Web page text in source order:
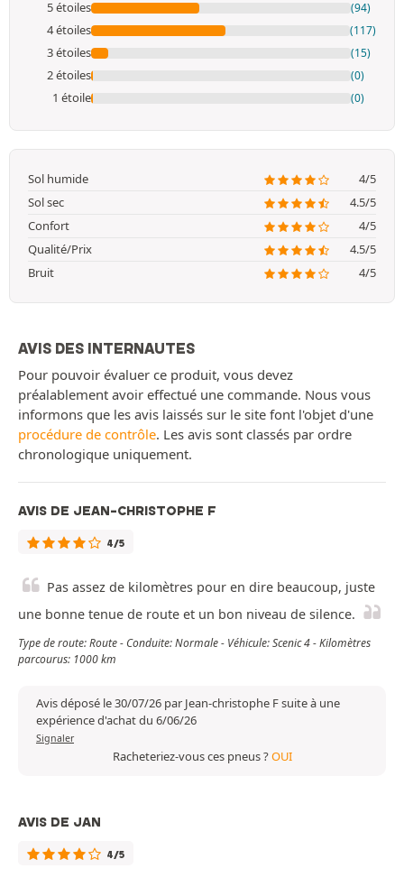
5 étoiles (94)
4 étoiles (117)
3 étoiles (15)
2 étoiles (0)
1 étoile (0)
Sol humide
4/5
Sol sec
4.5/5
Confort
4/5
Qualité/Prix
4.5/5
Bruit
4/5
AVIS DES INTERNAUTES
Pour pouvoir évaluer ce produit, vous devez
préalablement avoir effectué une commande. Nous vous
informons que les avis laissés sur le site font l'objet d'une
procédure de contrôle. Les avis sont classés par ordre
chronologique uniquement.
AVIS DE JEAN-CHRISTOPHE F
4/5
Pas assez de kilomètres pour en dire beaucoup, juste
une bonne tenue de route et un bon niveau de silence.
Type de route: Route - Conduite: Normale - Véhicule: Scenic 4 - Kilomètres
parcourus: 1000 km
Avis déposé le 30/07/26 par Jean-christophe F suite à une
expérience d'achat du 6/06/26
Signaler
Racheteriez-vous ces pneus ?OUI
AVIS DE JAN
4/5